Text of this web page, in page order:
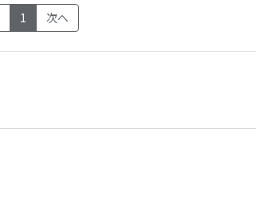
1 (current)
次へ